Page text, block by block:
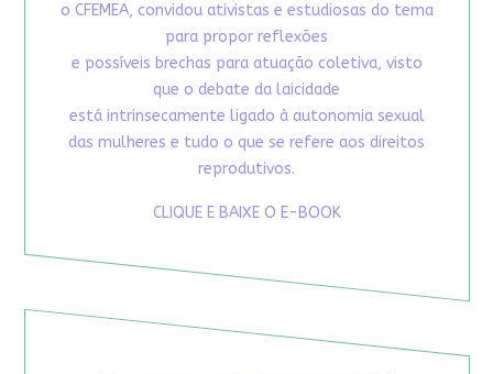
o CFEMEA, convidou ativistas e estudiosas do tema
para propor reflexões
e possíveis brechas para atuação coletiva, visto
que o debate da laicidade
está intrinsecamente ligado à autonomia sexual
das mulheres e tudo o que se refere aos direitos
reprodutivos.
CLIQUE E BAIXE O E-BOOK